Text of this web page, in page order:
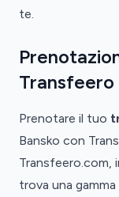
te.
Transfeero
Prenotare il tuo
Bansko con
Transfeero.com,
trova una